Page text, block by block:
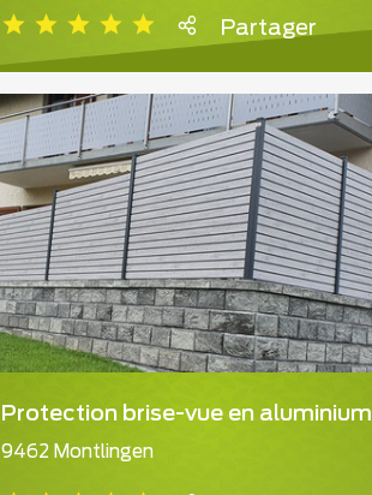
Partager
Protection brise-vue en aluminium
9462 Montlingen